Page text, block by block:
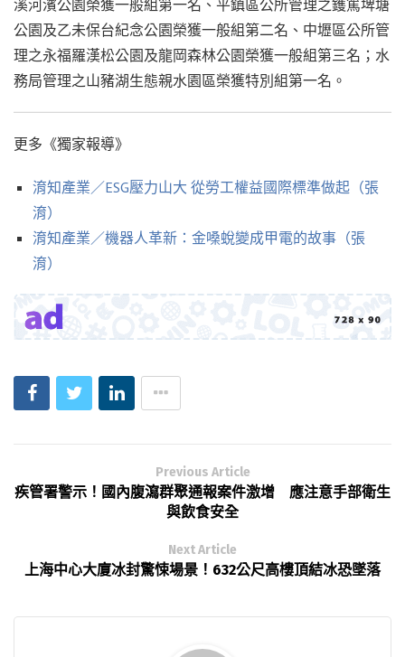
溪河濱公園榮獲一般組第一名、平鎮區公所管理之鑊篤埤塘
公園及乙未保台紀念公園榮獲一般組第二名、中壢區公所管
理之永福羅漢松公園及龍岡森林公園榮獲一般組第三名；水
務局管理之山豬湖生態親水園區榮獲特別組第一名。
更多《獨家報導》
淯知產業／ESG壓力山大 從勞工權益國際標準做起（張
淯）
淯知產業／機器人革新：金嗓蛻變成甲電的故事（張
淯）
Previous Article
疾管署警示！國內腹瀉群聚通報案件激增 應注意手部衛生
與飲食安全
Next Article
上海中心大廈冰封驚悚場景！632公尺高樓頂結冰恐墜落